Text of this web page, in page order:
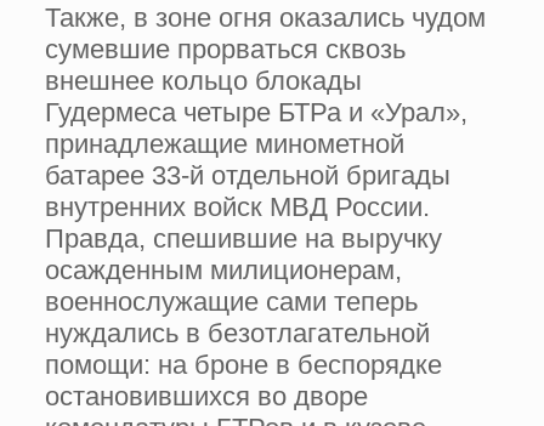
Также, в зоне огня оказались чудом
сумевшие прорваться сквозь
внешнее кольцо блокады
Гудермеса четыре БТРа и «Урал»,
принадлежащие минометной
батарее 33-й отдельной бригады
внутренних войск МВД России.
Правда, спешившие на выручку
осажденным милиционерам,
военнослужащие сами теперь
нуждались в безотлагательной
помощи: на броне в беспорядке
остановившихся во дворе